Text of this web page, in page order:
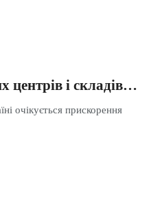
центрів і складів…
очікується прискорення